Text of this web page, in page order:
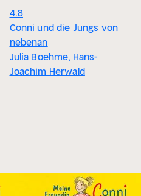
4.8
Conni und die Jungs von
nebenan
Julia Boehme, Hans-
Joachim Herwald